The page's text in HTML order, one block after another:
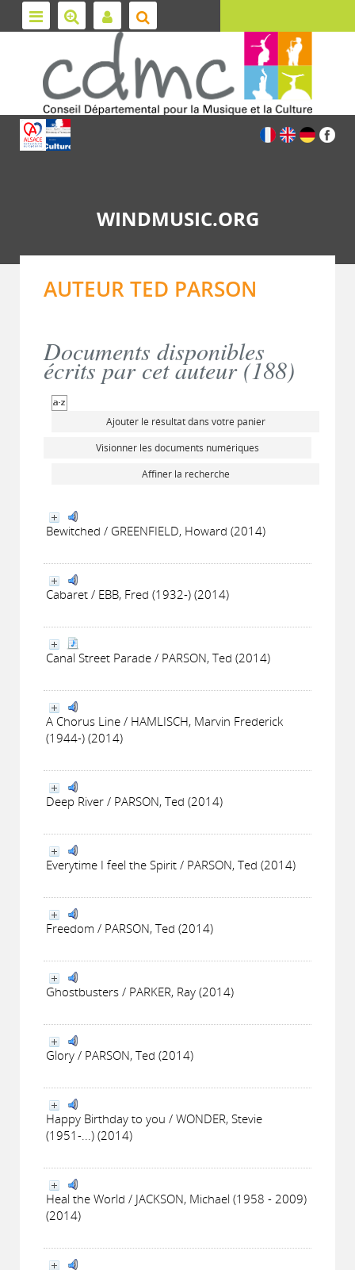
WINDMUSIC.ORG
AUTEUR TED PARSON
Documents disponibles
écrits par cet auteur (188)
Ajouter le résultat dans votre panier
Visionner les documents numériques
Affiner la recherche
Bewitched / GREENFIELD, Howard (2014)
Cabaret / EBB, Fred (1932-) (2014)
Canal Street Parade / PARSON, Ted (2014)
A Chorus Line / HAMLISCH, Marvin Frederick
(1944-) (2014)
Deep River / PARSON, Ted (2014)
Everytime I feel the Spirit / PARSON, Ted (2014)
Freedom / PARSON, Ted (2014)
Ghostbusters / PARKER, Ray (2014)
Glory / PARSON, Ted (2014)
Happy Birthday to you / WONDER, Stevie
(1951-...) (2014)
Heal the World / JACKSON, Michael (1958 - 2009)
(2014)